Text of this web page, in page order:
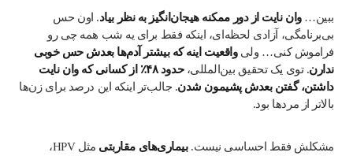
ببین…وان نایت از دور ممکنه هیجان‌انگیز به نظر بیاد. اون حس
بی‌برنامگی، آزادی لحظه‌ای، اینکه فقط برای یه شب همه چی رو
فراموش کنی… ولیواقعیت اینه که بیشتر آدم‌ها بعدش حس خوبی
ندارن. توی یک تحقیق بین‌المللی،
حدود ۴۸٪ از کسانی که وان نایت
داشتن، گفتن بعدش پشیمون شدن. جالب‌تر اینکه این درصد برای زن‌ها
بالاتر از مردها بود.
مشکلش فقط احساسی نیست.بیماری‌های مقاربتی
مثل HPV،